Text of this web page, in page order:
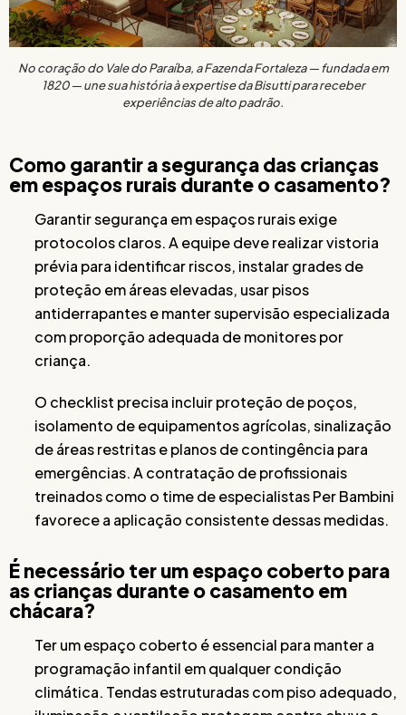
No coração do Vale do Paraíba, a Fazenda Fortaleza — fundada em
1820 — une sua história à expertise da Bisutti para receber
experiências de alto padrão.
Como garantir a segurança das crianças
em espaços rurais durante o casamento?
Garantir segurança em espaços rurais exige
protocolos claros. A equipe deve realizar vistoria
prévia para identificar riscos, instalar grades de
proteção em áreas elevadas, usar pisos
antiderrapantes e manter supervisão especializada
com proporção adequada de monitores por
criança.
O checklist precisa incluir proteção de poços,
isolamento de equipamentos agrícolas, sinalização
de áreas restritas e planos de contingência para
emergências. A contratação de profissionais
treinados como o time de especialistas Per Bambini
favorece a aplicação consistente dessas medidas.
É necessário ter um espaço coberto para
as crianças durante o casamento em
chácara?
Ter um espaço coberto é essencial para manter a
programação infantil em qualquer condição
climática. Tendas estruturadas com piso adequado,